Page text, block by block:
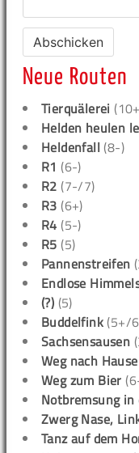
Neue Routen
Tierquälerei
Helden heulen
Heldenfall (8-)
R1 (6-)
R2 (7-/7)
R3 (6+)
R4 (5-)
R5 (5)
Pannenstreifen
Endlose
(?) (5)
Buddelfink (5+/
Sachsensausen
Weg nach Hause
Weg zum Bier
Notbremsung
Zwerg Nase,
Tanz auf dem